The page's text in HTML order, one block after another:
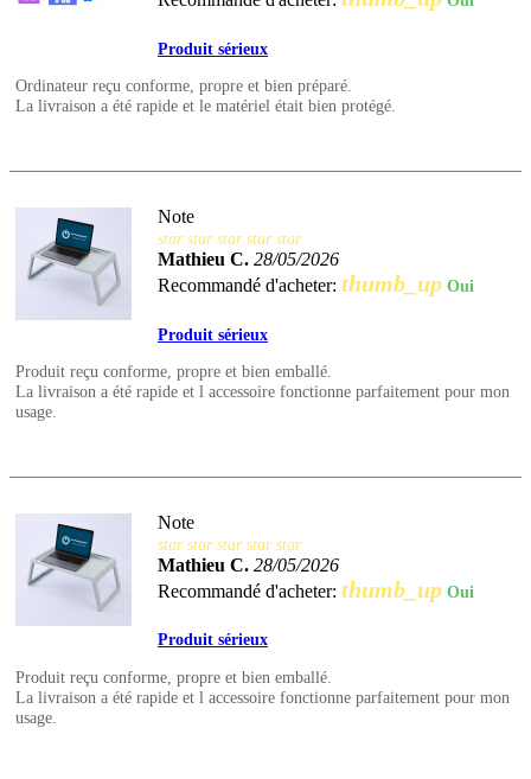
Produit sérieux
Ordinateur reçu conforme, propre et bien préparé.
La livraison a été rapide et le matériel était bien protégé.
Note
star star star star star
Mathieu C. 28/05/2026
Recommandé d'acheter: thumb_up Oui
Produit sérieux
Produit reçu conforme, propre et bien emballé.
La livraison a été rapide et l accessoire fonctionne parfaitement pour mon
usage.
Note
star star star star star
Mathieu C. 28/05/2026
Recommandé d'acheter: thumb_up Oui
Produit sérieux
Produit reçu conforme, propre et bien emballé.
La livraison a été rapide et l accessoire fonctionne parfaitement pour mon
usage.